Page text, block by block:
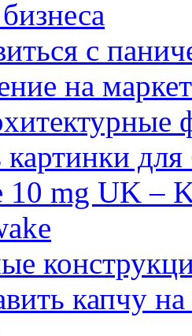
с
на
картинки
10 mg UK –
капчу